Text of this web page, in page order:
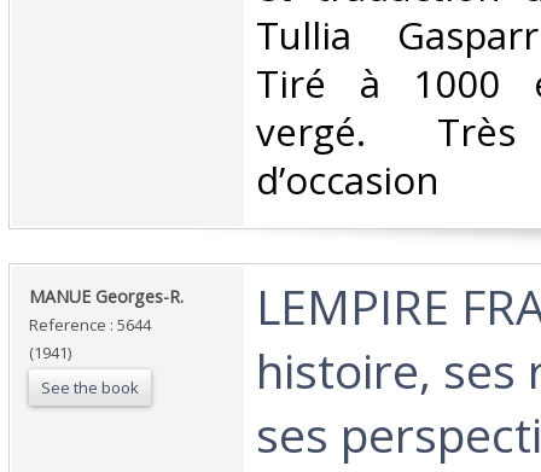
Tullia
Tiré à 1000
vergé.
d’occasion ‎
‎MANUE Georges-R.‎
Reference : 5644
(1941)
See the book
‎LEMPIRE
histoire, ses
ses